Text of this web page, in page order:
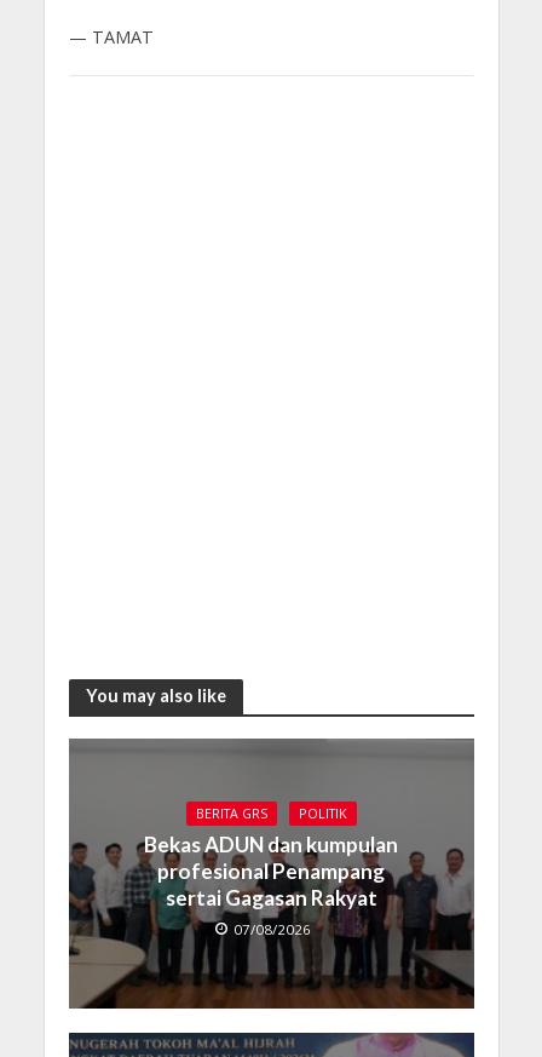
— TAMAT
You may also like
BERITA GRS POLITIK
Bekas ADUN dan kumpulan
profesional Penampang
sertai Gagasan Rakyat
07/08/2026